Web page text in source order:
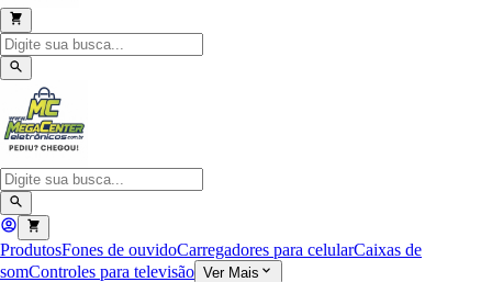
ProdutosFones de ouvidoCarregadores para celularCaixas de
somControles para televisão Ver Mais